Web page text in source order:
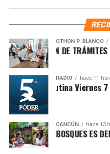
incremento del salario
realizadas en el sureste
Obrador. Enfatizó que estos
para garantizar bienestar y
OTHON P. BLANCO
DE TRÁMITES DEL
RADIO hace 11
Sintesis Matutina Viernes
CANCÚN hace 13
LOS BOSQUES ES